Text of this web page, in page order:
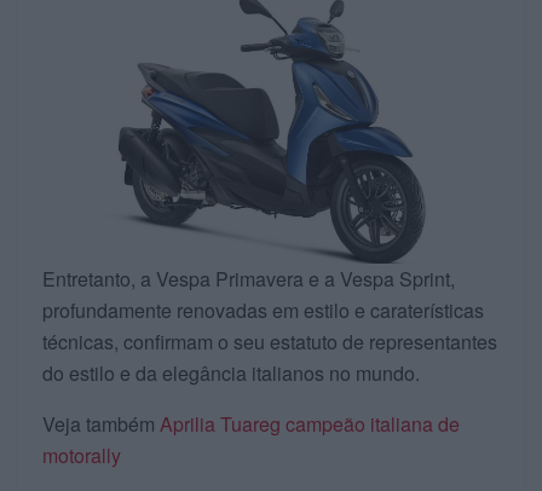
Entretanto, a Vespa Primavera e a Vespa Sprint,
profundamente renovadas em estilo e caraterísticas
técnicas, confirmam o seu estatuto de representantes
do estilo e da elegância italianos no mundo.
Veja também Aprilia Tuareg campeão italiana de
motorally